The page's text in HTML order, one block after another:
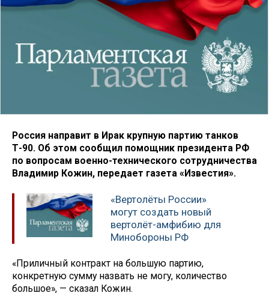
Россия направит в Ирак крупную партию танков
Т-90. Об этом сообщил помощник президента РФ
по вопросам военно-технического сотрудничества
Владимир Кожин, передает газета «Известия».
«Вертолёты России»
могут создать новый
вертолёт-амфибию для
Минобороны РФ
«Приличный контракт на большую партию,
конкретную сумму назвать не могу, количество
большое», — сказал Кожин.